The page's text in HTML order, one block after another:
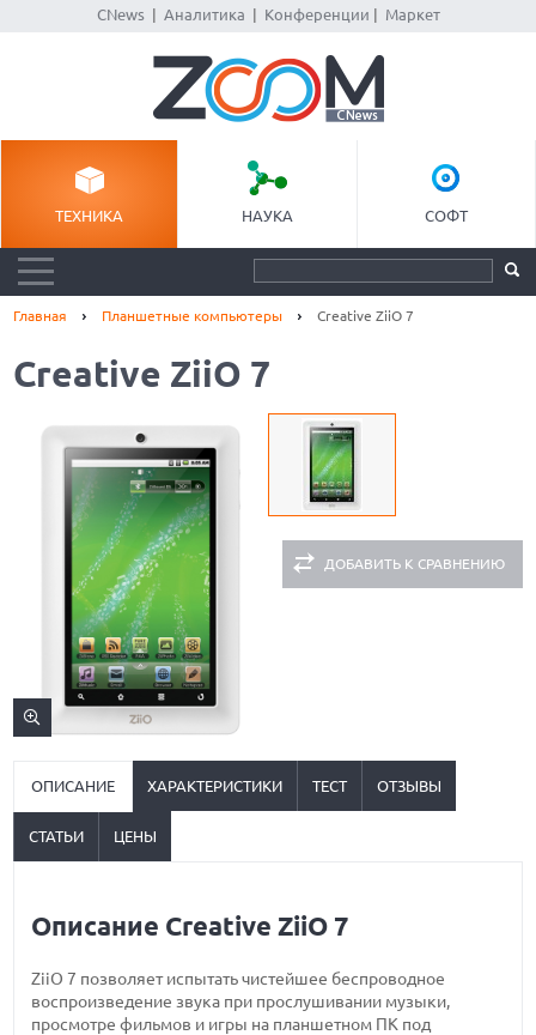
CNews| Аналитика Конференции Маркет
ТЕХНИКА НАУКА СОФТ
Главная Планшетные компьютеры Creative ZiiO 7
Creative ZiiO 7
ДОБАВИТЬ К СРАВНЕНИЮ
ОПИСАНИЕ ХАРАКТЕРИСТИКИ ТЕСТ ОТЗЫВЫ
СТАТЬИ ЦЕНЫ
Описание Creative ZiiO 7
ZiiO 7 позволяет испытать чистейшее беспроводное
воспроизведение звука при прослушивании музыки,
просмотре фильмов и игры на планшетном ПК под